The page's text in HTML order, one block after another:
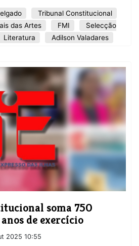
Tribunal Constitucional
das Artes FMI
Selecção
Literatura Adilson Valadares
soma 750
de exercício
2025 10:55